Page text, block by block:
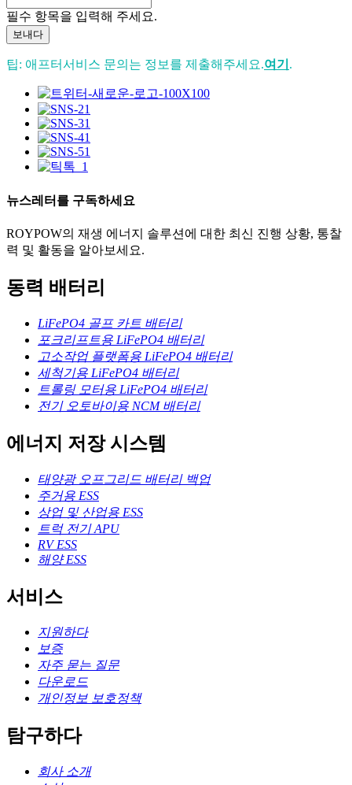
필수 항목을 입력해 주세요.
보내다
팁: 애프터서비스 문의는 정보를 제출해주세요.여기 .
뉴스레터를 구독하세요
ROYPOW의 재생 에너지 솔루션에 대한 최신 진행 상황, 통찰
력 및 활동을 알아보세요.
동력 배터리
LiFePO4 골프 카트 배터리
포크리프트용 LiFePO4 배터리
고소작업 플랫폼용 LiFePO4 배터리
세척기용 LiFePO4 배터리
트롤링 모터용 LiFePO4 배터리
전기 오토바이용 NCM 배터리
에너지 저장 시스템
태양광 오프그리드 배터리 백업
주거용 ESS
상업 및 산업용 ESS
트럭 전기 APU
RV ESS
해양 ESS
서비스
지원하다
보증
자주 묻는 질문
다운로드
개인정보 보호정책
탐구하다
회사 소개